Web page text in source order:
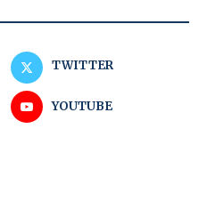
TWITTER
YOUTUBE